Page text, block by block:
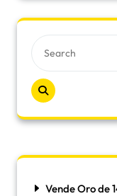
Vende Oro de